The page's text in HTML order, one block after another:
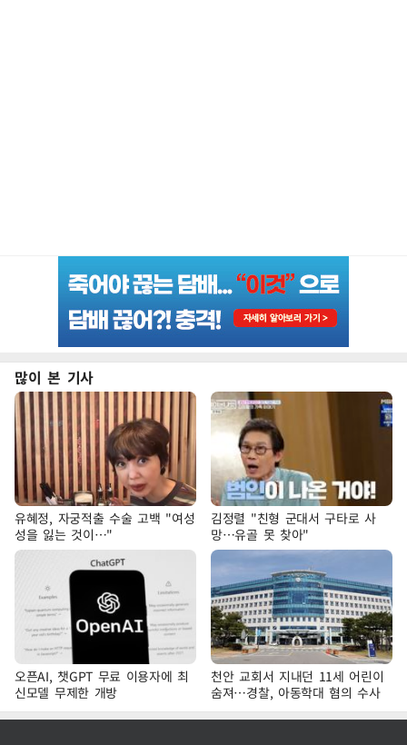
많이 본 기사
유혜정, 자궁적출 수술 고백 "여성
성을 잃는 것이…"
김정렬 "친형 군대서 구타로 사
망…유골 못 찾아"
오픈AI, 챗GPT 무료 이용자에 최
신모델 무제한 개방
천안 교회서 지내던 11세 어린이
숨져…경찰, 아동학대 혐의 수사